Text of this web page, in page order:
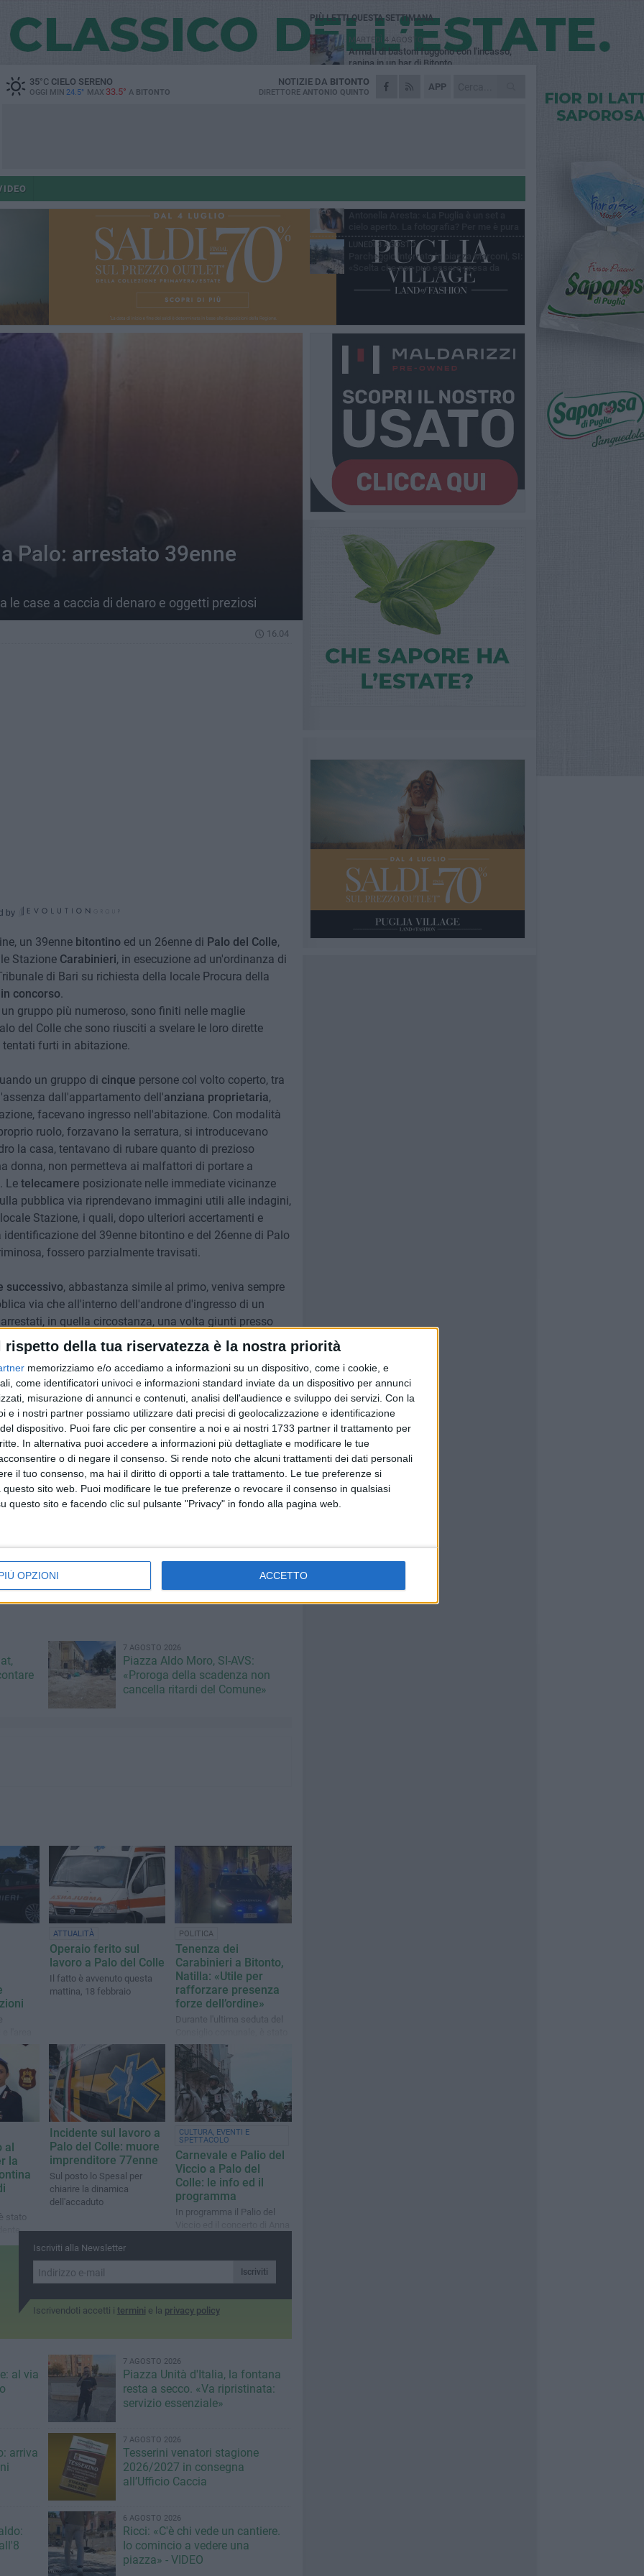
rispetto della tua riservatezza è la nostra priorità
memorizziamo e/o accediamo a informazioni su un dispositivo, come i cookie, e
come identificatori univoci e informazioni standard inviate da un dispositivo per annunci
misurazione di annunci e contenuti, analisi dell'audience e sviluppo dei servizi. Con la
e i nostri partner possiamo utilizzare dati precisi di geolocalizzazione e identificazione
dispositivo. Puoi fare clic per consentire a noi e ai nostri 1733 partner il trattamento per
In alternativa puoi accedere a informazioni più dettagliate e modificare le tue
o di negare il consenso. Si rende noto che alcuni trattamenti dei dati personali
il tuo consenso, ma hai il diritto di opporti a tale trattamento. Le tue preferenze si
sito web. Puoi modificare le tue preferenze o revocare il consenso in qualsiasi
questo sito e facendo clic sul pulsante "Privacy" in fondo alla pagina web.
OPZIONI ACCETTO
35°CCIELO SERENO
OGGI MIN 24.5° MAX 33.5° A BITONTO
APP
NOTIZIE DA BITONTO
DIRETTORE ANTONIO QUINTO
Palo: arrestato 39enne
le case a caccia di denaro e oggetti preziosi
16.04
by
un 39enne bitontino ed un 26enne di Palo del Colle,
Stazione Carabinieri, in esecuzione ad un'ordinanza di
di Bari su richiesta della locale Procura della
concorso.
gruppo più numeroso, sono finiti nelle maglie
del Colle che sono riusciti a svelare le loro dirette
tentati furti in abitazione.
un gruppo di cinque persone col volto coperto, tra
dall'appartamento dell'anziana proprietaria,
facevano ingresso nell'abitazione. Con modalità
ruolo, forzavano la serratura, si introducevano
la casa, tentavano di rubare quanto di prezioso
donna, non permetteva ai malfattori di portare a
Le telecamere posizionate nelle immediate vicinanze
pubblica via riprendevano immagini utili alle indagini,
Stazione, i quali, dopo ulteriori accertamenti e
del 39enne bitontino e del 26enne di Palo
fossero parzialmente travisati.
successivo, abbastanza simile al primo, veniva sempre
via che all'interno dell'androne d'ingresso di un
in quella circostanza, una volta giunti presso
una porta d'ingresso nel cui interno vi erano però
che veniva manomessa attiravano l'attenzione degli
in fuga i due topi d'appartamento. Anche in
CC, giunti sul posto per il sopralluogo, acquisivano le
indagini, riscontravano che i due malfattori erano
4 giorni prima.
coordinate dalla Procura della Repubblica,
i tentati furti, un quadro probatorio sufficiente a
di Bari, l'emissione di un'ordinanza di custodia
eseguita dagli stessi militari.
dei Carabinieri sul conto degli altri componenti del
7 AGOSTO 2026
Piazza Aldo Moro, SI-AVS:
«Proroga della scadenza non
cancella ritardi del Comune»
3.500
per
ATTUALITÀ
Operaio ferito sul
lavoro a Palo del Colle
Il fatto è avvenuto questa
mattina, 18 febbraio
POLITICA
Tenenza dei
Carabinieri a Bitonto,
Natilla: «Utile per
rafforzare presenza
forze dell’ordine»
Durante l'ultima seduta del
approvato all'unanimità
l'emendamento presentato
dal consigliere di minoranza
al
la
stato
Incidente sul lavoro a
Palo del Colle: muore
imprenditore 77enne
Sul posto lo Spesal per
chiarire la dinamica
dell'accaduto
CULTURA, EVENTI E
SPETTACOLO
Carnevale e Palio del
Viccio a Palo del
Colle: le info ed il
programma
In programma il Palio del
Iscriviti alla Newsletter
Iscriviti
Iscrivendoti accetti i termini e la privacy policy
al via
7 AGOSTO 2026
Piazza Unità d'Italia, la fontana
resta a secco. «Va ripristinata:
servizio essenziale»
arriva
7 AGOSTO 2026
Tesserini venatori stagione
2026/2027 in consegna
all’Ufficio Caccia
6 AGOSTO 2026
Ricci: «C'è chi vede un cantiere.
Io comincio a vedere una
piazza» - VIDEO
PIÙ LETTI QUESTA SETTIMANA
MARTEDÌ 4 AGOSTO
Armati di bastoni fuggono con l'incasso,
rapina in un bar di Bitonto
VENERDÌ 31 LUGLIO
Furti d'auto, scoperta la banda tra Bitonto e
Fratelli d'Italia Bitonto: «Vicinanza alla
LUNEDÌ 3 AGOSTO
poesia»
LUNEDÌ 3 AGOSTO
Parcheggio interrato in piazza Marconi, SI:
«Scelta che non può essere presa da